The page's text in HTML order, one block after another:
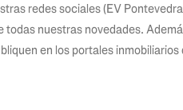
redes sociales (EV
todas nuestras novedades.
en los portales